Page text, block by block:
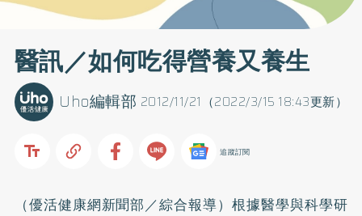
醫訊／如何吃得營養又養生
2012/11/21（2022/3/15 18:43更新）
Uho編輯部
追蹤訂閱
（優活健康網新聞部／綜合報導）根據醫學與科學研